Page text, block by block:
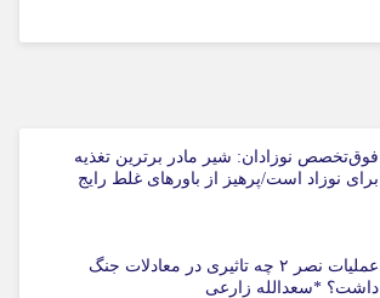
فوق‌تخصص نوزادان: شیر مادر برترین تغذیه
برای نوزاد است/پرهیز از باورهای غلط رایج
عملیات نصر ۲ چه تاثیری در معادلات جنگ
داشت؟ *سعدالله زارعی